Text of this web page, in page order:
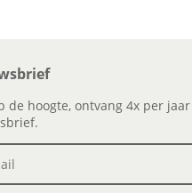
de hoogte, ontvang 4x per